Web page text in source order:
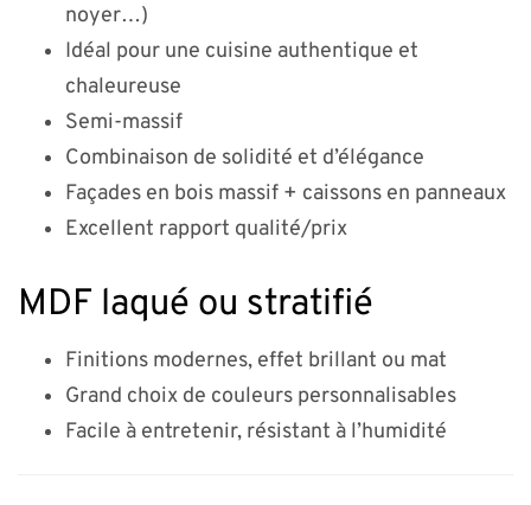
noyer…)
Idéal pour une cuisine authentique et
chaleureuse
Semi-massif
Combinaison de solidité et d’élégance
Façades en bois massif + caissons en panneaux
Excellent rapport qualité/prix
MDF laqué ou stratifié
Finitions modernes, effet brillant ou mat
Grand choix de couleurs personnalisables
Facile à entretenir, résistant à l’humidité